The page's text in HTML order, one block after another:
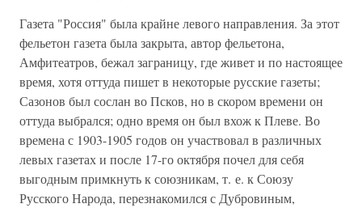
Газета "Россия" была крайне левого направления. За этот
фельетон газета была закрыта, автор фельетона,
Амфитеатров, бежал заграницу, где живет и по настоящее
время, хотя оттуда пишет в некоторые русские газеты;
Сазонов был сослан во Псков, но в скором времени он
оттуда выбрался; одно время он был вхож к Плеве. Во
времена с 1903-1905 годов он участвовал в различных
левых газетах и после 17-го октября почел для себя
выгодным примкнуть к союзникам, т. е. к Союзу
Русского Народа, перезнакомился с Дубровиным,